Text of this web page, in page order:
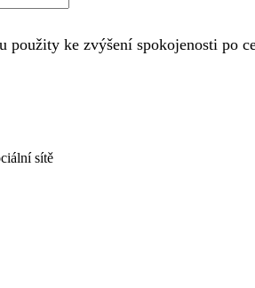
použity ke zvýšení spokojenosti po
sítě